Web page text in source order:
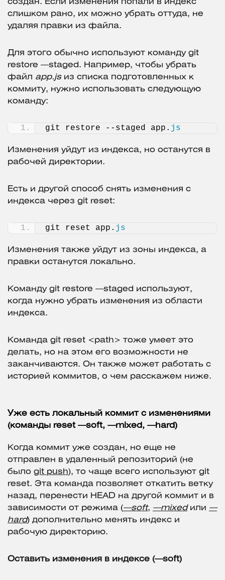
создан. Если изменения попали в индекс
слишком рано, их можно убрать оттуда, не
удаляя правки из файла.
Для этого обычно используют команду git
restore —staged. Например, чтобы убрать
файл app.jsиз списка подготовленных к
коммиту, нужно использовать следующую
команду:
git restore --staged app. js
Изменения уйдут из индекса, но останутся в
рабочей директории.
Есть и другой способ снять изменения с
индекса через git reset:
git reset app. js
Изменения также уйдут из зоны индекса, а
правки останутся локально.
Команду git restore —staged используют,
когда нужно убрать изменения из области
индекса.
Команда git reset <path> тоже умеет это
делать, но на этом его возможности не
заканчиваются. Он также может работать с
историей коммитов, о чем расскажем ниже.
Уже есть локальный коммит с изменениями
(команды reset —soft, —mixed, —hard)
Когда коммит уже создан, но еще не
отправлен в удаленный репозиторий (не
было git push), то чаще всего используют git
reset. Эта команда позволяет откатить ветку
назад, перенести HEAD на другой коммит и в
зависимости от режима (—soft, —mixedили —
hard) дополнительно менять индекс и
рабочую директорию.
Оставить изменения в индексе (—soft)